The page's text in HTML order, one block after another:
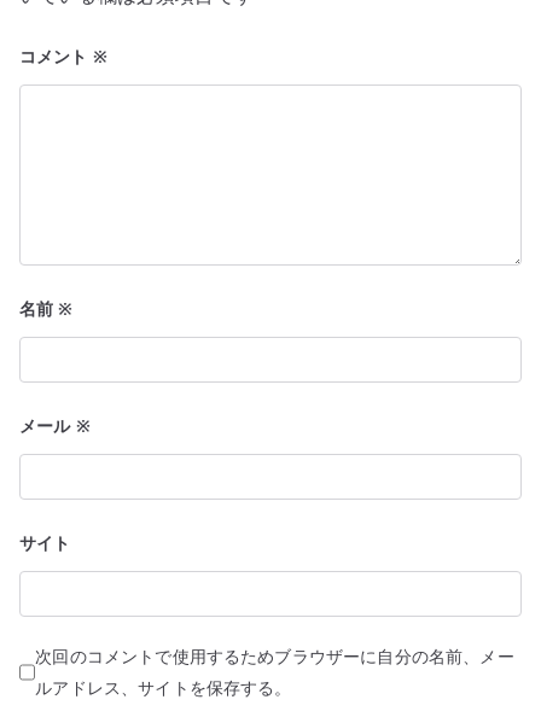
ン
コメント ※
名前※
メール ※
サイト
次回のコメントで使用するためブラウザーに自分の名前、メー
ルアドレス、サイトを保存する。